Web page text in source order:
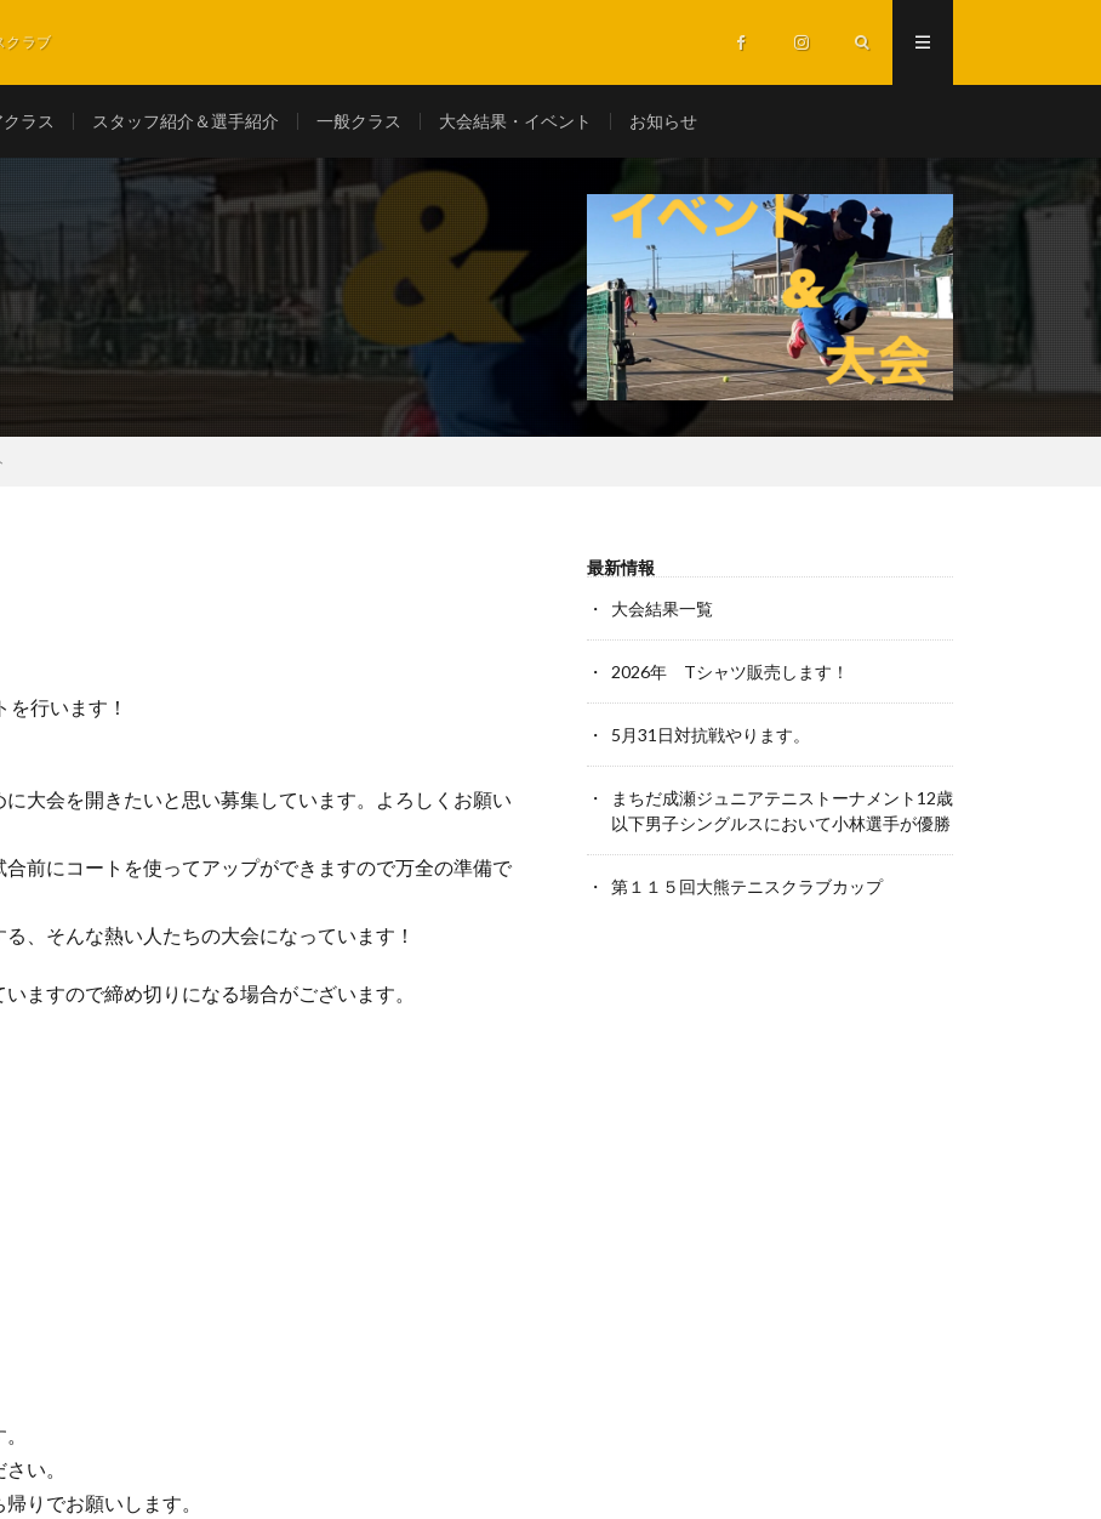
クラブ
ラス スタッフ紹介＆選手紹介 一般クラス 大会結果・イベント お知らせ
行います！
大会を開きたいと思い募集しています。よろしくお願い
前にコートを使ってアップができますので万全の準備で
、そんな熱い人たちの大会になっています！
ますので締め切りになる場合がございます。
い。
りでお願いします。
最新情報
大会結果一覧
2026年 Tシャツ販売します！
5月31日対抗戦やります。
まちだ成瀬ジュニアテニストーナメント12歳
以下男子シングルスにおいて小林選手が優勝
第１１５回大熊テニスクラブカップ